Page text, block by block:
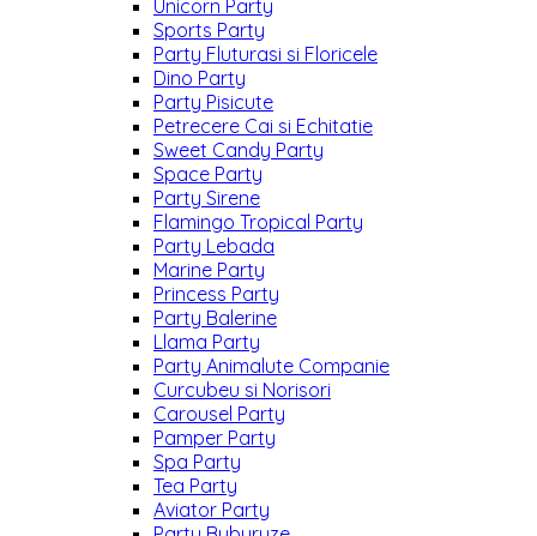
Unicorn Party
Sports Party
Party Fluturasi si Floricele
Dino Party
Party Pisicute
Petrecere Cai si Echitatie
Sweet Candy Party
Space Party
Party Sirene
Flamingo Tropical Party
Party Lebada
Marine Party
Princess Party
Party Balerine
Llama Party
Party Animalute Companie
Curcubeu si Norisori
Carousel Party
Pamper Party
Spa Party
Tea Party
Aviator Party